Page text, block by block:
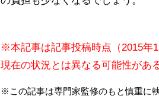
※本記事は記事投稿時点（2015年
現在の状況とは異なる可能性があ
※この記事は専門家監修のもと慎重に